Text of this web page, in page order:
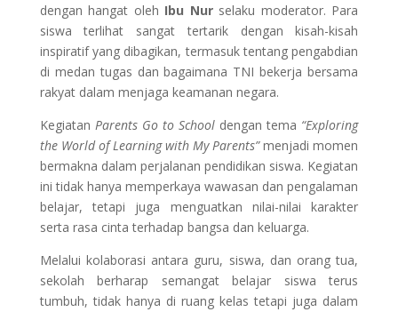
dengan hangat oleh Ibu Nurselaku moderator. Para
siswa terlihat sangat tertarik dengan kisah-kisah
inspiratif yang dibagikan, termasuk tentang pengabdian
di medan tugas dan bagaimana TNI bekerja bersama
rakyat dalam menjaga keamanan negara.
Kegiatan Parents Go to School dengan tema “Exploring
the World of Learning with My Parents”menjadi momen
bermakna dalam perjalanan pendidikan siswa. Kegiatan
ini tidak hanya memperkaya wawasan dan pengalaman
belajar, tetapi juga menguatkan nilai-nilai karakter
serta rasa cinta terhadap bangsa dan keluarga.
Melalui kolaborasi antara guru, siswa, dan orang tua,
sekolah berharap semangat belajar siswa terus
tumbuh, tidak hanya di ruang kelas tetapi juga dalam